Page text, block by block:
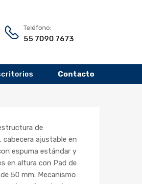
Teléfono:
55 7090 7673
Contacto
de
ajustable en
espuma estándar y
en altura con Pad de
50 mm. Mecanismo